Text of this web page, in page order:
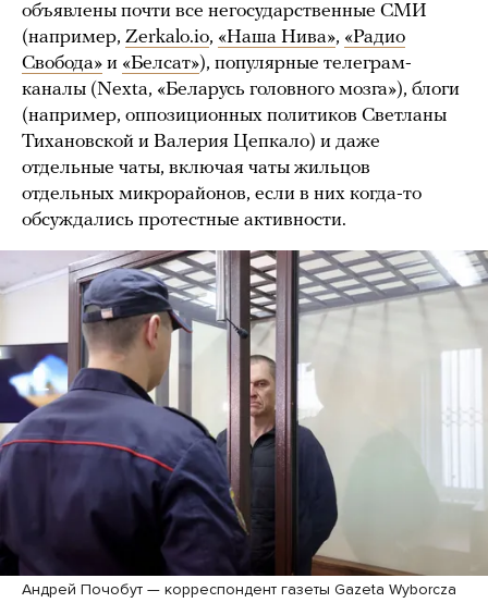
объявлены почти все негосударственные СМИ
(например, Zerkalo.io, «Наша Нива», «Радио
Свобода» и «Белсат»), популярные телеграм-
каналы (Nexta, «Беларусь головного мозга»), блоги
(например, оппозиционных политиков Светланы
Тихановской и Валерия Цепкало) и даже
отдельные чаты, включая чаты жильцов
отдельных микрорайонов, если в них когда-то
обсуждались протестные активности.
Андрей Почобут — корреспондент газеты Gazeta Wyborcza